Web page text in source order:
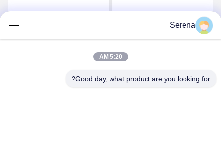
والتعقيم في المستشفى
احصل على أفضل سعر
Serena
5:20 AM
Good day, what product are you looking for?